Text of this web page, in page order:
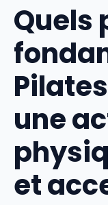
Quels
une
et